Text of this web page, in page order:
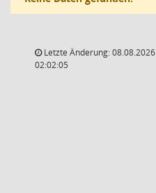
Letzte Änderung: 08.08.2026
02:02:05